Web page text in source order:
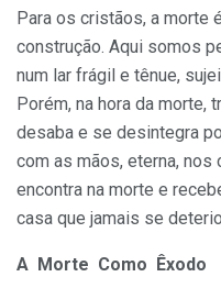
Para os cristãos, a morte
construção. Aqui somos
num lar frágil e tênue,
Porém, na hora da morte,
desaba e se desintegra
com as mãos, eterna, nos
encontra na morte e
casa que jamais se
A Morte Como Êxodo